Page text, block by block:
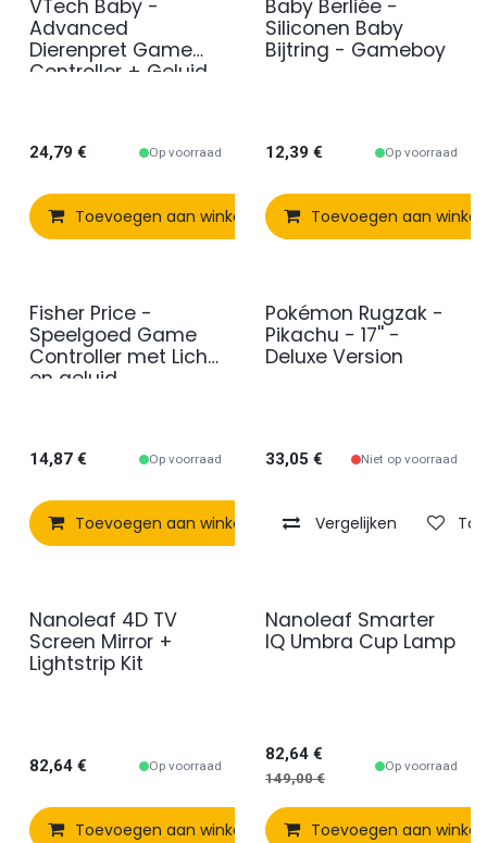
VTech Baby -
Advanced
Dierenpret Game
Controller + Geluid
24,79 € Op voorraad
Toevoegen aan winkelmandje Vergelijken
Baby Berliée -
Siliconen Baby
Bijtring - Gameboy
12,39 € Op voorraad
Toevoegen aan
Fisher Price -
Speelgoed Game
Controller met Licht
en geluid
14,87 € Op voorraad
Toevoegen aan winkelmandje Vergelijken
Pokémon Rugzak -
Pikachu - 17'' -
Deluxe Version
33,05 € Niet op voorraad
Vergelijken
Nanoleaf 4D TV
Screen Mirror +
Lightstrip Kit
82,64 € Op voorraad
Toevoegen aan winkelmandje Vergelijken
Nanoleaf Smarter
IQ Umbra Cup Lamp
82,64€
149,00€
Op voorraad
Toevoegen aan